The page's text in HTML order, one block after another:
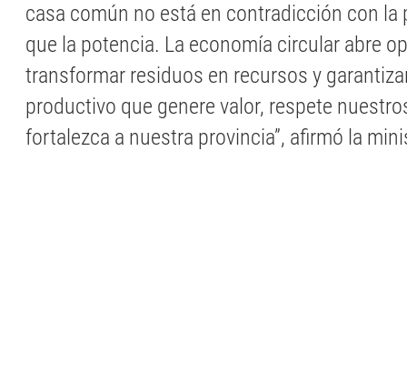
casa común no está en contradicción con
que la potencia. La economía circular abre
transformar residuos en recursos y
productivo que genere valor, respete
fortalezca a nuestra provincia”, afirmó la